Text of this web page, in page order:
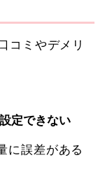
コミやデメリ
定できない
に誤差がある